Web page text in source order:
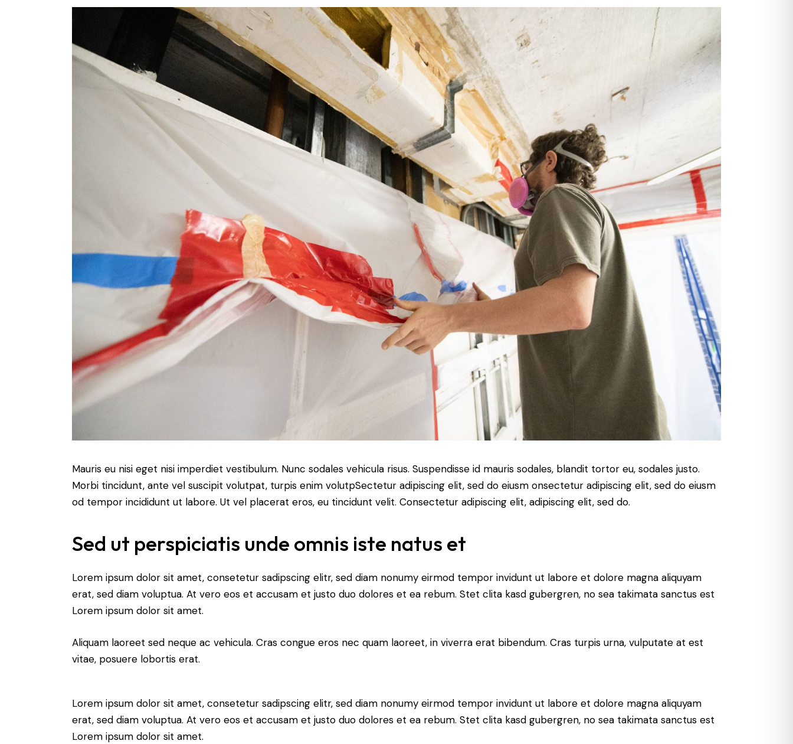
Mauris eu nisi eget nisi imperdiet vestibulum. Nunc sodales vehicula risus. Suspendisse id mauris sodales, blandit tortor eu, sodales justo.
Morbi tincidunt, ante vel suscipit volutpat, turpis enim volutpSectetur adipiscing elit, sed do eiusm onsectetur adipiscing elit, sed do eiusm
od tempor incididunt ut labore. Ut vel placerat eros, eu tincidunt velit. Consectetur adipiscing elit, adipiscing elit, sed do.
Sed ut perspiciatis unde omnis iste natus et
Lorem ipsum dolor sit amet, consetetur sadipscing elitr, sed diam nonumy eirmod tempor invidunt ut labore et dolore magna aliquyam
erat, sed diam voluptua. At vero eos et accusam et justo duo dolores et ea rebum. Stet clita kasd gubergren, no sea takimata sanctus est
Lorem ipsum dolor sit amet.
Aliquam laoreet sed neque ac vehicula. Cras congue eros nec quam laoreet, in viverra erat bibendum. Cras turpis urna, vulputate at est
vitae, posuere lobortis erat.
Lorem ipsum dolor sit amet, consetetur sadipscing elitr, sed diam nonumy eirmod tempor invidunt ut labore et dolore magna aliquyam
erat, sed diam voluptua. At vero eos et accusam et justo duo dolores et ea rebum. Stet clita kasd gubergren, no sea takimata sanctus est
Lorem ipsum dolor sit amet.